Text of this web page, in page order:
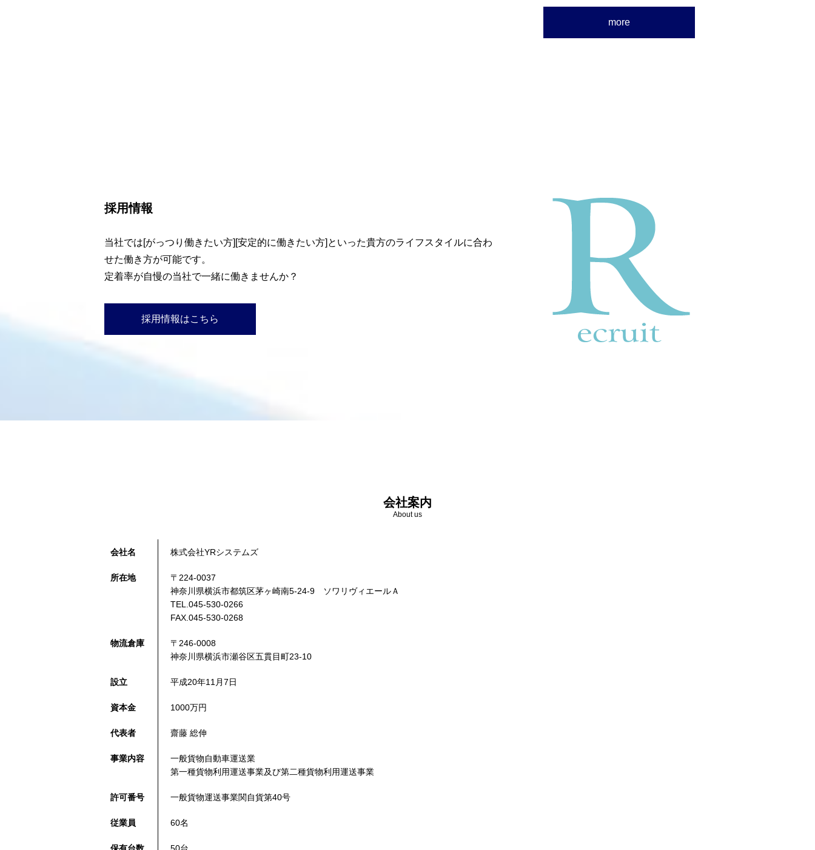
more
採用情報
当社では[がっつり働きたい方][安定的に働きたい方]といった貴方のライフスタイルに合わ
せた働き方が可能です。
定着率が自慢の当社で一緒に働きませんか？
採用情報はこちら
会社案内
About us
会社名 株式会社YRシステムズ
所在地
〒224-0037
神奈川県横浜市都筑区茅ヶ崎南5-24-9 ソワリヴィエールＡ
TEL.045-530-0266
FAX.045-530-0268
物流倉庫
〒246-0008
神奈川県横浜市瀬谷区五貫目町23-10
設立 平成20年11月7日
資本金 1000万円
代表者 齋藤 総伸
事業内容
一般貨物自動車運送業
第一種貨物利用運送事業及び第二種貨物利用運送事業
許可番号 一般貨物運送事業関自貨第40号
従業員 60名